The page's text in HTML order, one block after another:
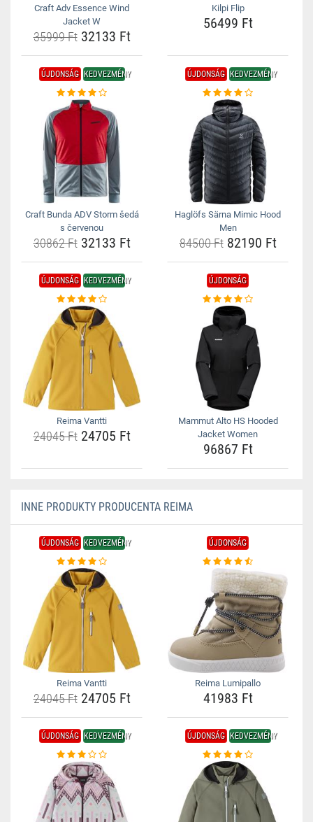
Craft Adv Essence Wind
Jacket W
35999 Ft32133 Ft
Kilpi Flip
56499 Ft
ÚJDONSÁG KEDVEZMÉNY
Craft Bunda ADV Storm šedá
s červenou
30862 Ft32133 Ft
ÚJDONSÁG KEDVEZMÉNY
Haglöfs Särna Mimic Hood
Men
84500 Ft82190 Ft
ÚJDONSÁG KEDVEZMÉNY
Reima Vantti
24045 Ft24705 Ft
ÚJDONSÁG
Mammut Alto HS Hooded
Jacket Women
96867 Ft
INNE PRODUKTY PRODUCENTA REIMA
ÚJDONSÁG KEDVEZMÉNY
Reima Vantti
24045 Ft24705 Ft
ÚJDONSÁG
Reima Lumipallo
41983 Ft
ÚJDONSÁG KEDVEZMÉNY ÚJDONSÁG KEDVEZMÉNY